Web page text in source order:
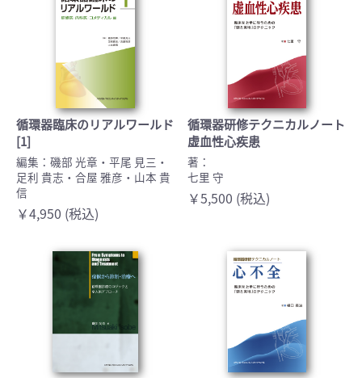
循環器臨床のリアルワールド
[1]
編集：磯部 光章・平尾 見三・
足利 貴志・合屋 雅彦・山本 貴
信
￥4,950 (税込)
循環器研修テクニカルノート
虚血性心疾患
著：
七里 守
￥5,500 (税込)